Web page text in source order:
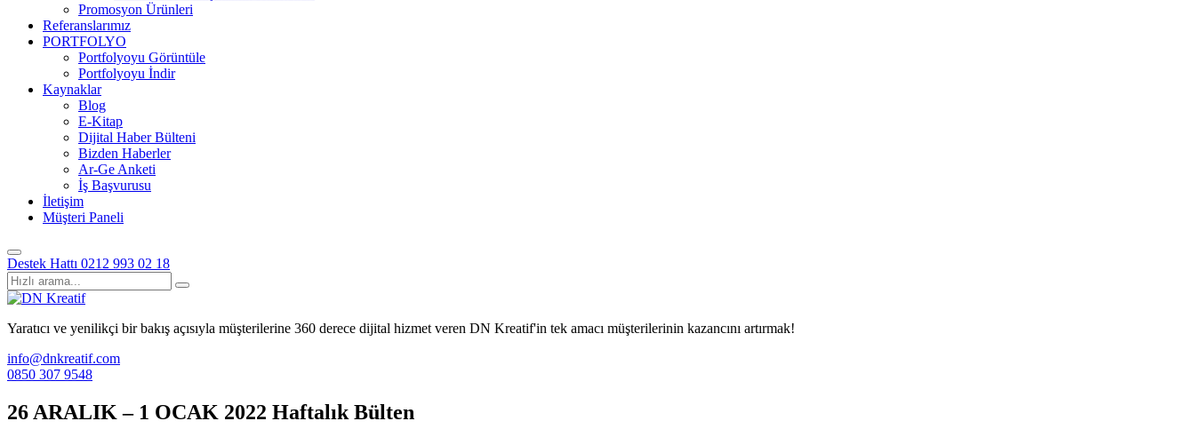
Promosyon Ürünleri
Referanslarımız
PORTFOLYO
Portfolyoyu Görüntüle
Portfolyoyu İndir
Kaynaklar
Blog
E-Kitap
Dijital Haber Bülteni
Bizden Haberler
Ar-Ge Anketi
İş Başvurusu
İletişim
Müşteri Paneli
Destek Hattı 0212 993 02 18
Yaratıcı ve yenilikçi bir bakış açısıyla müşterilerine 360 derece dijital hizmet veren DN Kreatif'in tek amacı müşterilerinin kazancını artırmak!
info@dnkreatif.com
0850 307 9548
26 ARALIK – 1 OCAK 2022 Haftalık Bülten